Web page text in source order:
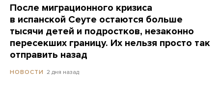
После миграционного кризиса
в испанской Сеуте остаются больше
тысячи детей и подростков, незаконно
пересекших границу. Их нельзя просто так
отправить назад
НОВОСТИ 2 дня назад